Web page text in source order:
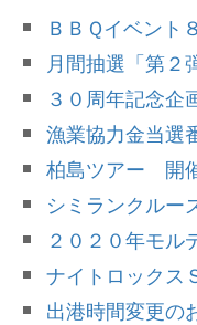
ＢＢＱイベント
月間抽選「第２
３０周年記念企
漁業協力金当選
柏島ツアー 開
シミランクルー
２０２０年モル
ナイトロックス
出港時間変更の